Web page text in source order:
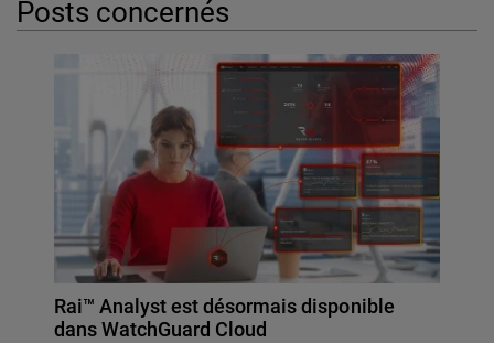
Posts concernés
Rai™ Analyst est désormais disponible
dans WatchGuard Cloud